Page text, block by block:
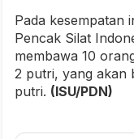
Pada kesempatan
Pencak Silat
membawa 10
2 putri, yang akan
putri. (ISU/PDN)